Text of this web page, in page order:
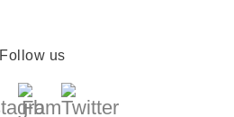
Follow us